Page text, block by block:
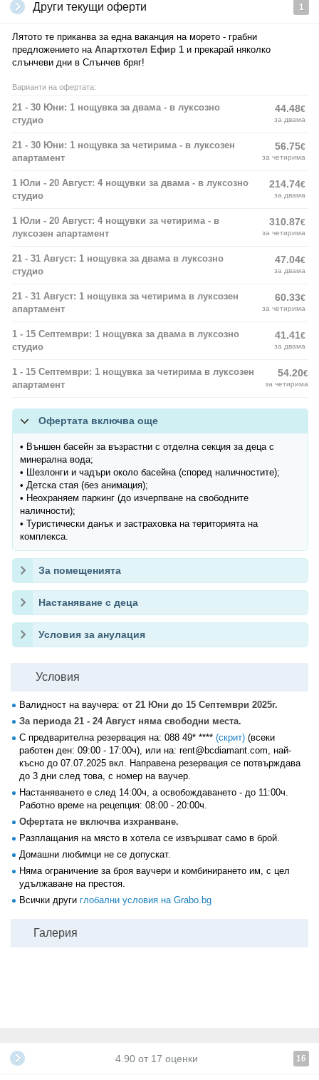
Други текущи оферти 1
Лятото те приканва за една ваканция на морето - грабни
предложението на Апартхотел Ефир 1 и прекарай няколко
слънчеви дни в Слънчев бряг!
Варианти на офертата:
21 - 30 Юни: 1 нощувка за двама - в луксозно
студио
44.48€
за двама
21 - 30 Юни: 1 нощувка за четирима - в луксозен
апартамент
56.75€
за четирима
1 Юли - 20 Август: 4 нощувки за двама - в луксозно
студио
214.74€
за двама
1 Юли - 20 Август: 4 нощувки за четирима - в
луксозен апартамент
310.87€
за четирима
21 - 31 Август: 1 нощувка за двама в луксозно
студио
47.04€
за двама
21 - 31 Август: 1 нощувка за четирима в луксозен
апартамент
60.33€
за четирима
1 - 15 Септември: 1 нощувка за двама в луксозно
студио
41.41€
за двама
1 - 15 Септември: 1 нощувка за четирима в луксозен
апартамент
54.20€
за четирима
Офертата включва още
• Външен басейн за възрастни с отделна секция за деца с
минерална вода;
• Шезлонги и чадъри около басейна (според наличностите);
• Детска стая (без анимация);
• Неохраняем паркинг (до изчерпване на свободните
наличности);
• Туристически данък и застраховка на територията на
комплекса.
За помещенията
Настаняване с деца
Условия за анулация
Условия
Валидност на ваучера: от 21 Юни до 15 Септември 2025г.
За периода 21 - 24 Август няма свободни места.
С предварителна резервация на: 088 49* **** (скрит) (всеки
работен ден: 09:00 - 17:00ч), или на: rent@bcdiamant.com, най-
късно до 07.07.2025 вкл. Направена резервация се потвърждава
до 3 дни след това, с номер на ваучер.
Настаняването е след 14:00ч, а освобождаването - до 11:00ч.
Работно време на рецепция: 08:00 - 20:00ч.
Офертата не включва изхранване.
Разплащания на място в хотела се извършват само в брой.
Домашни любимци не се допускат.
Няма ограничение за броя ваучери и комбинирането им, с цел
удължаване на престоя.
Всички други глобални условия на Grabo.bg
Галерия
4.90 от 17 оценки 16